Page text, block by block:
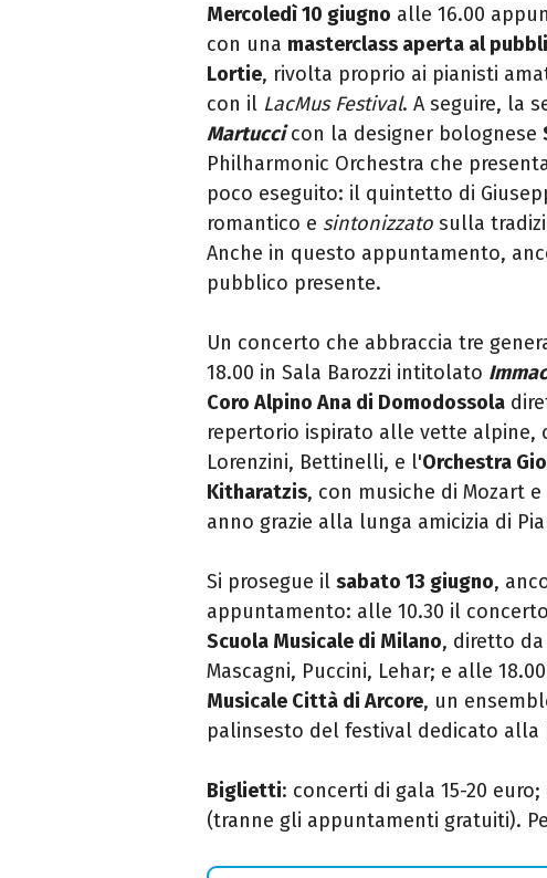
Mercoledì 10 giugno alle 16.00
con una masterclass aperta al
Lortie, rivolta proprio ai pianisti
con il LacMus Festival. A seguire, la
Martuccicon la designer bolognese
Philharmonic Orchestra che
poco eseguito: il quintetto di
romantico e sintonizzato sulla
Anche in questo appuntamento,
pubblico presente.
Un concerto che abbraccia tre
18.00 in Sala Barozzi intitolato
Coro Alpino Ana di Domodossola
repertorio ispirato alle vette alpine,
Lorenzini, Bettinelli, e l'Orchestra
Kitharatzis, con musiche di Mozart
anno grazie alla lunga amicizia di
Si prosegue il sabato 13 giugno,
appuntamento: alle 10.30 il concerto
Scuola Musicale di Milano, diretto da
Mascagni, Puccini, Lehar; e alle 18.00
Musicale Città di Arcore, un
palinsesto del festival dedicato alla
Biglietti: concerti di gala 15-20
(tranne gli appuntamenti gratuiti).